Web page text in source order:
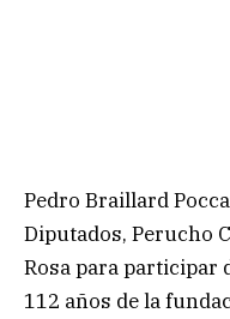
Pedro Braillard
Diputados, Perucho
Rosa para participar
112 años de la